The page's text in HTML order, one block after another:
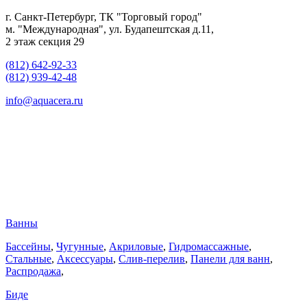
г. Санкт-Петербург, ТК "Торговый город"
м. "Международная", ул. Будапештская д.11,
2 этаж секция 29
(812) 642-92-33
(812) 939-42-48
info@aquacera.ru
Ванны
Бассейны, Чугунные, Акриловые, Гидромассажные,
Стальные, Аксессуары, Слив-перелив, Панели для ванн,
Распродажа,
Биде